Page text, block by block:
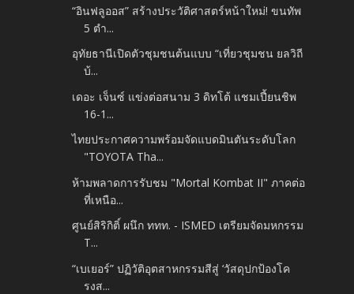
“อินฟลูออส” สร้างประวัติศาสตร์หน้าใหม่! ขนทัพ
5 ตำ...
อุทัยธานีเปิดตัวชุมชนต้นแบบ “เที่ยวชุมชน ยลวิถี
บ้...
เดอะ เจ็นซ์ แข่งต่อสนาม 3 ดิทโต้ แชมเปี้ยนชิพ
16-1...
ไทยประกาศความพร้อมจัดแบดมินตันระดับโลก
"TOYOTA Tha...
ห้ามพลาดการรับชม "Mortal Kombat II" ภาคต่อ
ที่เหนือ...
ศูนย์สิริกิติ์ ผนึก ททท. - ISMED เตรียมจัดมหกรรม
T...
“เบเยอร์” ปฏิวัติอุตสาหกรรมสีสู่ ‘วัสดุปกป้องโค
รงส...